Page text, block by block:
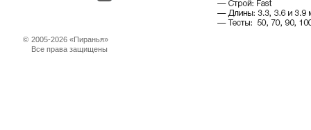
© 2005-2026 «Пиранья»
Все права защищены